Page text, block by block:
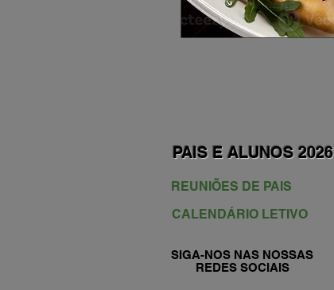
PAIS E ALUNOS 2026
REUNIÕES DE PAIS
CALENDÁRIO LETIVO
SIGA-NOS NAS NOSSAS
REDES SOCIAIS